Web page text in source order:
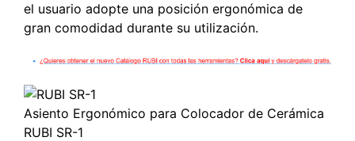
el usuario adopte una posición ergonómica de
gran comodidad durante su utilización.
Asiento Ergonómico para Colocador de Cerámica
RUBI SR-1